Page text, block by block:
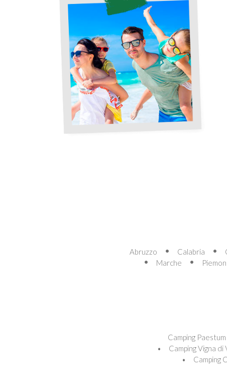
Abruzzo Calabria
Marche
Camping
Camping Vigna di
Camping